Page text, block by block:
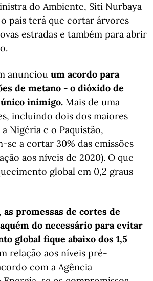
do Ambiente, Siti Nurbaya
o país terá que cortar árvores
estradas e também para abrir
anunciou um acordo para
de metano - o dióxido de
inimigo. Mais de uma
incluindo dois dos maiores
Nigéria e o Paquistão,
se a cortar 30% das emissões
aos níveis de 2020). O que
global em 0,2 graus
as promessas de cortes de
do necessário para evitar
global fique abaixo dos 1,5
relação aos níveis pré-
com a Agência